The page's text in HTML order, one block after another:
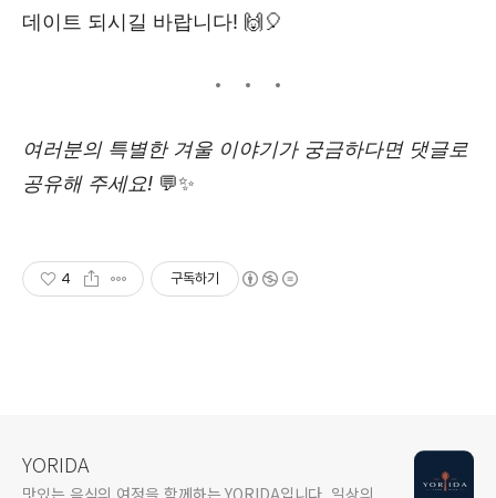
데이트 되시길 바랍니다! 🙌🎈
여러분의 특별한 겨울 이야기가 궁금하다면 댓글로
공유해 주세요! 💬✨
4 구독하기
YORIDA
맛있는 음식의 여정을 함께하는 YORIDA입니다. 일상의